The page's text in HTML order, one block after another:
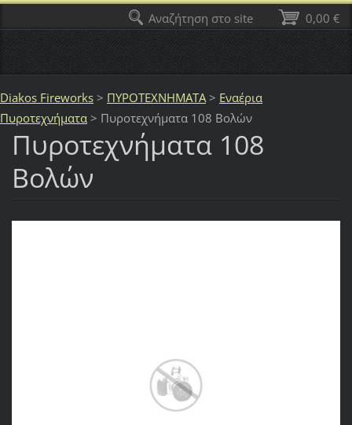
Diakos Fireworks > ΠΥΡΟΤΕΧΝΗΜΑΤΑ > Εναέρια
Πυροτεχνήματα > Πυροτεχνήματα 108 Bολών
Πυροτεχνήματα 108
Bολών
0,00 €
Αναζήτηση στο site